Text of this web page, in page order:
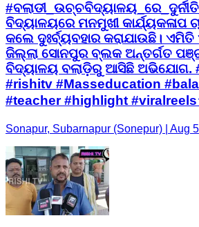
ବିଦ୍ୟାଳୟରେ ମନମୁଖୀ କାର୍ଯ୍ୟକଳାପ
କଲେ ଦୁଃର୍ବ୍ୟବହାର କରାଯାଉଛି।
ଜିଲ୍ଲା ସୋନପୁର ବ୍ଲକ ଅନ୍ତର୍ଗତ
ବିଦ୍ୟାଳୟ ବଲାଡ଼ିରୁ ଆସିଛି ଅଭିଯୋଗ.
#rishitv #Masseducation
#teacher #highlight
Sonapur, Subarnapur (Sonepur) | Aug